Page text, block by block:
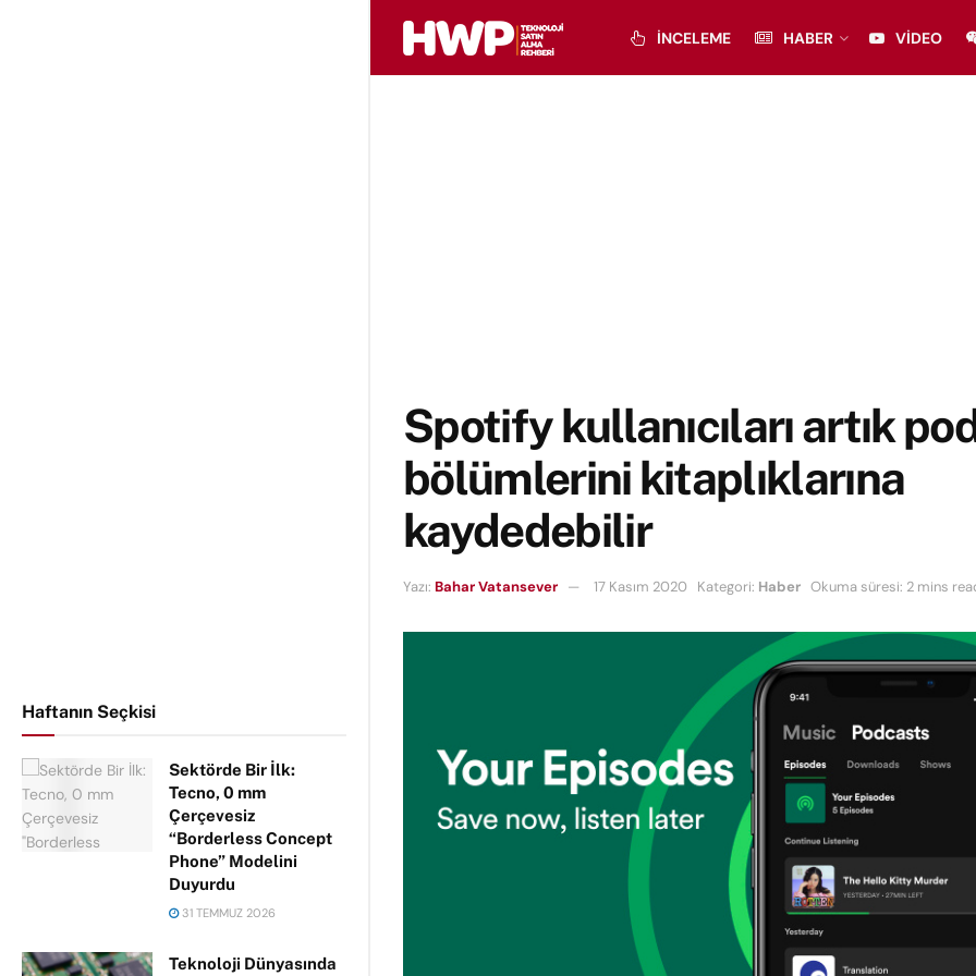
Haftanın Seçkisi
Sektörde Bir İlk:
Tecno, 0 mm
Çerçevesiz
“Borderless Concept
Phone” Modelini
Duyurdu
31 TEMMUZ 2026
Teknoloji Dünyasında
İNCELEME HABER VIDEO
Spotify kullanıcıları artık
bölümlerini kitaplıklarına
kaydedebilir
Yazı: Bahar Vatansever 17 Kasım 2020 Kategori: Haber Okuma süresi: 2 mins